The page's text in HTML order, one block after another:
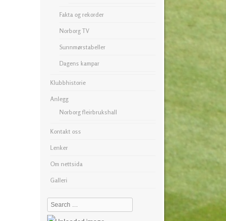
Fakta og rekorder
Norborg TV
Sunnmørstabeller
Dagens kampar
Klubbhistorie
Anlegg
Norborg fleirbrukshall
Kontakt oss
Lenker
Om nettsida
Galleri
Search